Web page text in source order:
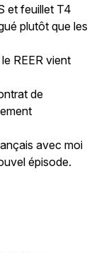
et feuillet T4
plutôt que les
REER vient
de
avec moi
épisode.